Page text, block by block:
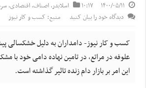
۱۴۰۰/۰۵/۱۱ ۱۰:۱۷ اسلایدر,اصناف,اقتصادی,
دیدگاه خود را بیان کنید
منبع: کسب و کار نیوز
کسب و کار نیوز- دامداران به دلیل خشکسالی
علوفه در مراتع، در تامین نهاده دامی خود با
این امر بر بازار دام زنده تاثیر گذاشته است.